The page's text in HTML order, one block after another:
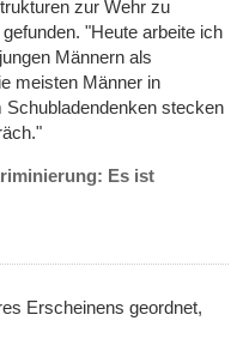
zur Wehr zu
"Heute arbeite ich
Männern als
meisten Männer in
stecken
Es ist
Erscheinens geordnet,